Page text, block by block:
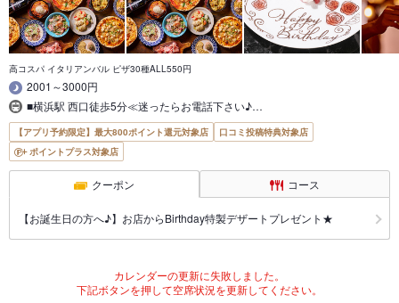
高コスパ イタリアンバル ピザ30種ALL550円
2001～3000円
■横浜駅 西口徒歩5分≪迷ったらお電話下さい♪…
【アプリ予約限定】最大800ポイント還元対象店
口コミ投稿特典対象店
ポイントプラス対象店
クーポン コース
【お誕生日の方へ♪】お店からBirthday特製デザートプレゼント★
カレンダーの更新に失敗しました。
下記ボタンを押して空席状況を更新してください。